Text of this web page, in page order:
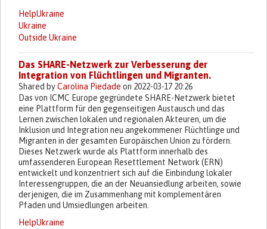
HelpUkraine
Ukraine
Outside Ukraine
Das SHARE-Netzwerk zur Verbesserung der
Integration von Flüchtlingen und Migranten.
Shared byCarolina Piedade on 2022-03-17 20:26
Das von ICMC Europe gegründete SHARE-Netzwerk bietet
eine Plattform für den gegenseitigen Austausch und das
Lernen zwischen lokalen und regionalen Akteuren, um die
Inklusion und Integration neu angekommener Flüchtlinge und
Migranten in der gesamten Europäischen Union zu fördern.
Dieses Netzwerk wurde als Plattform innerhalb des
umfassenderen European Resettlement Network (ERN)
entwickelt und konzentriert sich auf die Einbindung lokaler
Interessengruppen, die an der Neuansiedlung arbeiten, sowie
derjenigen, die im Zusammenhang mit komplementären
Pfaden und Umsiedlungen arbeiten.
HelpUkraine